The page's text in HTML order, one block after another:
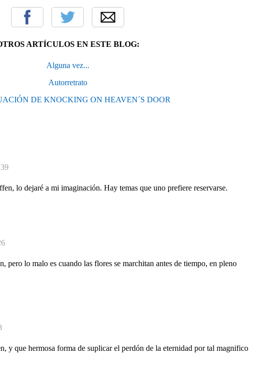
ARTÍCULOS EN ESTE BLOG:
Alguna vez...
Autorretrato
DE KNOCKING ON HEAVEN´S DOOR
lo dejaré a mi imaginación. Hay temas que uno prefiere reservarse.
pero lo malo es cuando las flores se marchitan antes de tiempo, en pleno
y que hermosa forma de suplicar el perdón de la eternidad por tal magnifico